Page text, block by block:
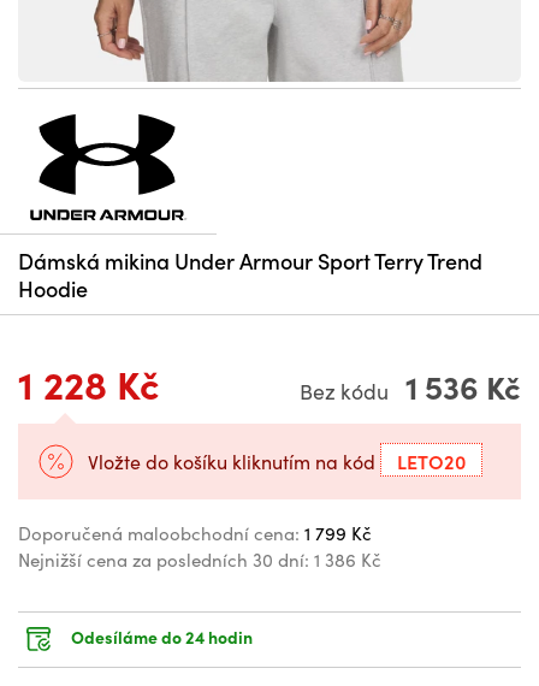
Dámská mikina Under Armour Sport Terry Trend
Hoodie
1 228 Kč Bez kódu 1 536 Kč
Vložte do košíku kliknutím na kód LETO20
Doporučená maloobchodní cena: 1 799 Kč
Nejnižší cena za posledních 30 dní: 1 386 Kč
Odesíláme do 24 hodin